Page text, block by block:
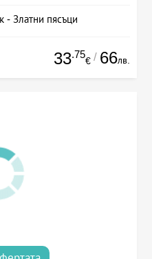
- Златни пясъци
33.75
€ / 66лв.